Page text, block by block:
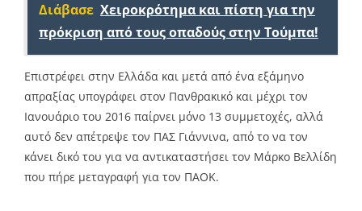
Διάβασε Χειροκρότημα και πίστη για την
πρόκριση από τους οπαδούς στην Τούμπα!
Επιστρέφει στην Ελλάδα και μετά από ένα εξάμηνο
απραξίας υπογράφει στον Πανθρακικό και μέχρι τον
Ιανουάριο του 2016 παίρνει μόνο 13 συμμετοχές, αλλά
αυτό δεν απέτρεψε τον ΠΑΣ Γιάννινα, από το να τον
κάνει δικό του για να αντικαταστήσει τον Μάρκο Βελλίδη
που πήρε μεταγραφή για τον ΠΑΟΚ.